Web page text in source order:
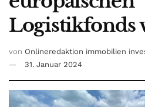
Logistikfonds
von Onlineredaktion immobilien
31. Januar 2024